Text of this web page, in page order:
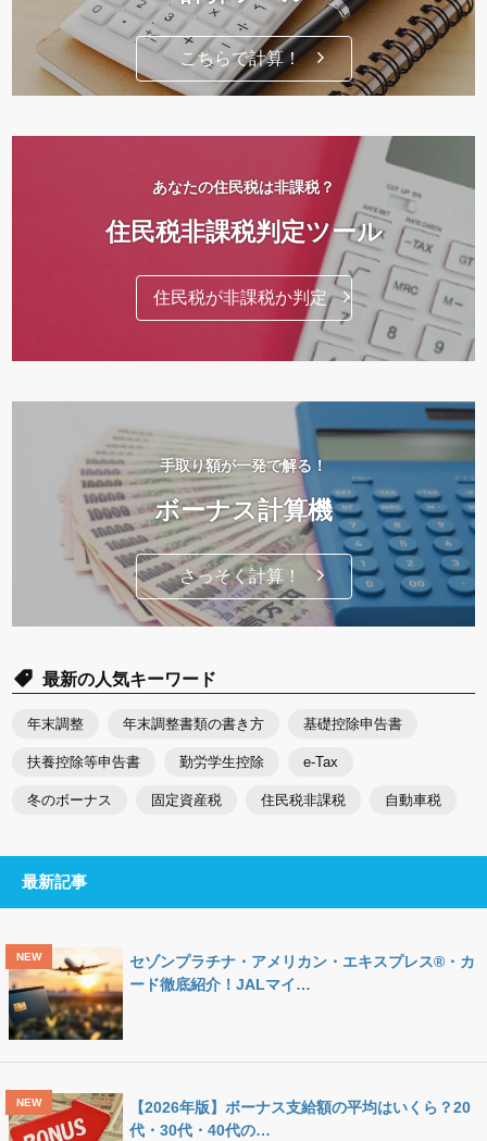
こちらで計算！
あなたの住民税は非課税？
住民税非課税判定ツール
住民税が非課税か判定
手取り額が一発で解る！
ボーナス計算機
さっそく計算！
最新の人気キーワード
年末調整 年末調整書類の書き方 基礎控除申告書
扶養控除等申告書 勤労学生控除 e-Tax
冬のボーナス 固定資産税 住民税非課税 自動車税
最新記事
セゾンプラチナ・アメリカン・エキスプレス®・カ
ード徹底紹介！JALマイ…
【2026年版】ボーナス支給額の平均はいくら？20
代・30代・40代の…